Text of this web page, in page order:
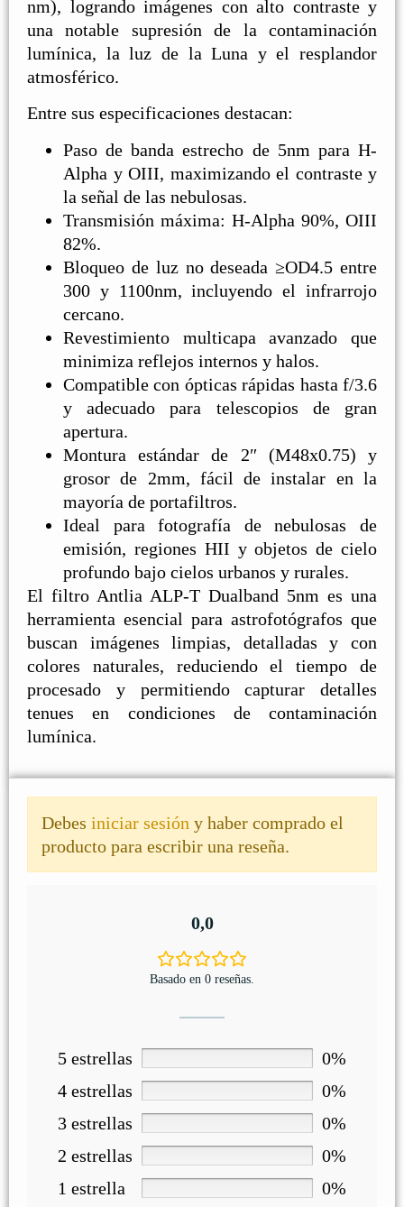
nm), logrando imágenes con alto contraste y
una notable supresión de la contaminación
lumínica, la luz de la Luna y el resplandor
atmosférico.
Entre sus especificaciones destacan:
Paso de banda estrecho de 5nm para H-
Alpha y OIII, maximizando el contraste y
la señal de las nebulosas.
Transmisión máxima: H-Alpha 90%, OIII
82%.
Bloqueo de luz no deseada ≥OD4.5 entre
300 y 1100nm, incluyendo el infrarrojo
cercano.
Revestimiento multicapa avanzado que
minimiza reflejos internos y halos.
Compatible con ópticas rápidas hasta f/3.6
y adecuado para telescopios de gran
apertura.
Montura estándar de 2″ (M48x0.75) y
grosor de 2mm, fácil de instalar en la
mayoría de portafiltros.
Ideal para fotografía de nebulosas de
emisión, regiones HII y objetos de cielo
profundo bajo cielos urbanos y rurales.
El filtro Antlia ALP-T Dualband 5nm es una
herramienta esencial para astrofotógrafos que
buscan imágenes limpias, detalladas y con
colores naturales, reduciendo el tiempo de
procesado y permitiendo capturar detalles
tenues en condiciones de contaminación
lumínica.
Debes iniciar sesión y haber comprado el
producto para escribir una reseña.
0,0
Basado en 0 reseñas.
5 estrellas
0%
4 estrellas
0%
3 estrellas
0%
2 estrellas
0%
1 estrella
0%